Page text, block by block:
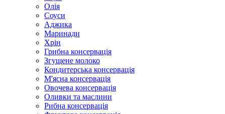
Олія
Соуси
Аджика
Маринади
Хрін
Грибна консервація
Згущене молоко
Кондитерська консервація
М'ясна консервація
Овочева консервація
Оливки та маслини
Рибна консервація